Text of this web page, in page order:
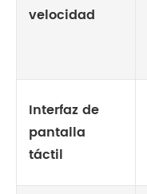
velocidad
Interfaz de
pantalla
táctil